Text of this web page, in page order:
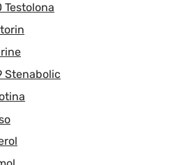
Testolona
Stenabolic